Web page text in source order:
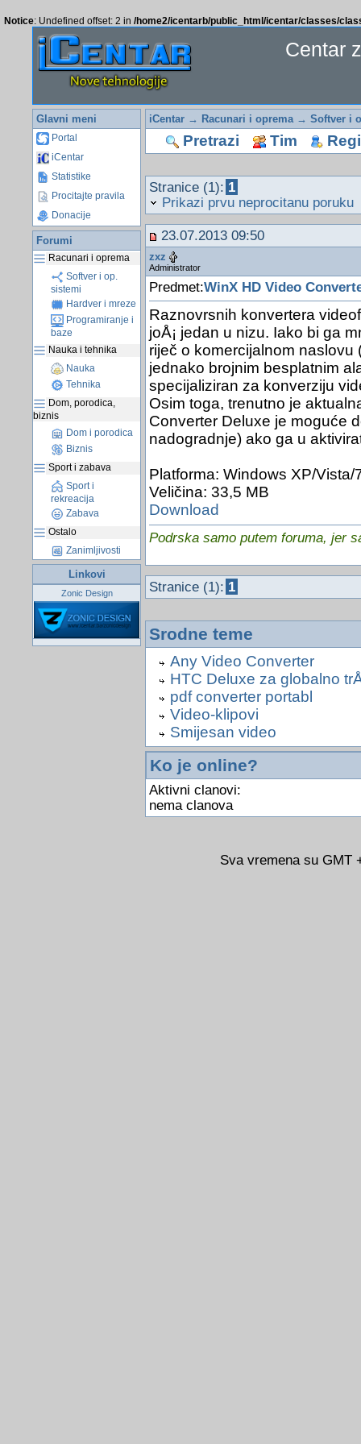
Notice: Undefined offset: 2 in /home2/icentarb/public_html/icentar/classes/
Centar
Glavni meni
Portal
iCentar
Statistike
Procitajte pravila
Donacije
Forumi
Racunari i oprema
Softver i op.
sistemi
Hardver i mreze
Programiranje i
baze
Nauka i tehnika
Nauka
Tehnika
Dom, porodica,
biznis
Dom i porodica
Biznis
Sport i zabava
Sport i
rekreacija
Zabava
Ostalo
Zanimljivosti
Linkovi
Zonic Design
iCentar→ Racunari i oprema→ Softver i
Pretrazi Tim
Stranice (1): 1
Prikazi prvu neprocitanu poruku
23.07.2013 09:50
zxz
Administrator
Predmet:WinX HD Video
Raznovrsnih konvertera
joÅ¡ jedan u nizu. Iako bi ga
riječ o komercijalnom naslovu
jednako brojnim besplatnim
specijaliziran za konverziju
Osim toga, trenutno je
Converter Deluxe je moguće
nadogradnje) ako ga u
Platforma: Windows XP/Vista/
Veličina: 33,5 MB
Download
Podrska samo putem foruma, jer
Stranice (1): 1
Srodne teme
Any Video Converter
HTC Deluxe za globalno
pdf converter portabl
Video-klipovi
Smijesan video
Ko je online?
Aktivni clanovi:
nema clanova
Sva vremena su GMT